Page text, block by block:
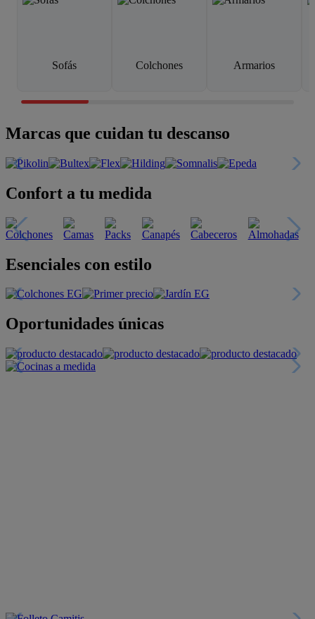
Sofás Colchones Armarios
Marcas que cuidan tu descanso
Confort a tu medida
Esenciales con estilo
Oportunidades únicas